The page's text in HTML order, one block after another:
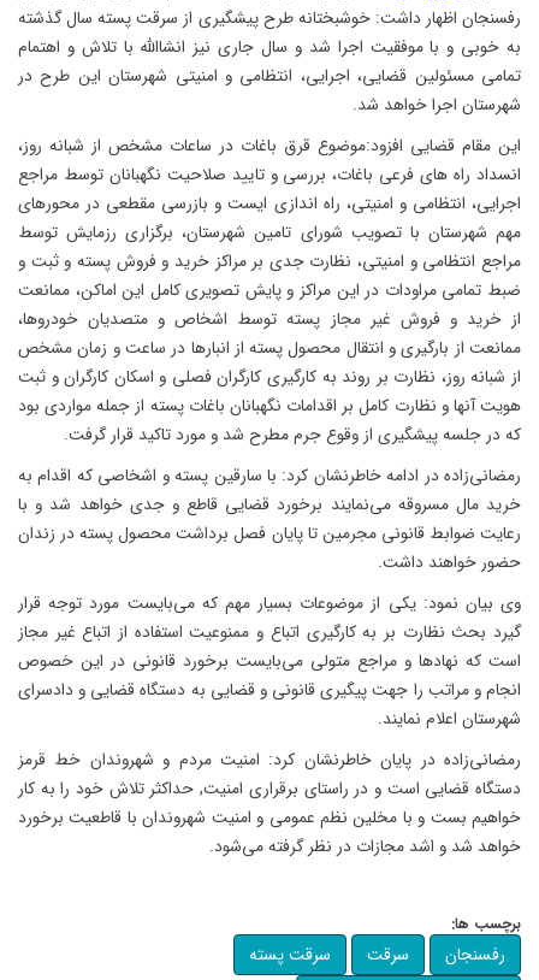
رفسنجان اظهار داشت: خوشبختانه طرح پیشگیری از سرقت پسته سال گذشته
به خوبی و با موفقیت اجرا شد و سال جاری نیز انشاالله با تلاش و اهتمام
تمامی مسئولین قضایی، اجرایی، انتظامی و امنیتی شهرستان این طرح در
شهرستان اجرا خواهد شد.
این مقام قضایی افزود:موضوع قرق باغات در ساعات مشخص از شبانه روز،
انسداد راه های فرعی باغات، بررسی و تایید صلاحیت نگهبانان توسط مراجع
اجرایی، انتظامی و امنیتی، راه اندازی ایست و بازرسی مقطعی در محورهای
مهم شهرستان با تصویب شورای تامین شهرستان، برگزاری رزمایش توسط
مراجع انتظامی و امنیتی، نظارت جدی بر مراکز خرید و فروش پسته و ثبت و
ضبط تمامی مراودات در این مراکز و پایش تصویری کامل این اماکن، ممانعت
از خرید و فروش غیر مجاز پسته توسط اشخاص و متصدیان خودروها،
ممانعت از بارگیری و انتقال محصول پسته از انبارها در ساعت و زمان مشخص
از شبانه روز، نظارت بر روند به کارگیری کارگران فصلی و اسکان کارگران و ثبت
هویت آنها و نظارت کامل بر اقدامات نگهبانان باغات پسته از جمله مواردی بود
که در جلسه پیشگیری از وقوع جرم مطرح شد و مورد تاکید قرار گرفت.
رمضانی‌زاده در ادامه خاطرنشان کرد: با سارقین پسته و اشخاصی که اقدام به
خرید مال مسروقه می‌نمایند برخورد قضایی قاطع و جدی خواهد شد و با
رعایت ضوابط قانونی مجرمین تا پایان فصل برداشت محصول پسته در زندان
حضور خواهند داشت.
وی بیان نمود: یکی از موضوعات بسیار مهم که می‌بایست مورد توجه قرار
گیرد بحث نظارت بر به کارگیری اتباع و ممنوعیت استفاده از اتباع غیر مجاز
است که نهادها و مراجع متولی می‌بایست برخورد قانونی در این خصوص
انجام و مراتب را جهت پیگیری قانونی و قضایی به دستگاه قضایی و دادسرای
شهرستان اعلام نمایند.
رمضانی‌زاده در پایان خاطرنشان کرد: امنیت مردم و شهروندان خط قرمز
دستگاه قضایی است و در راستای برقراری امنیت, حداکثر تلاش خود را به کار
خواهیم بست و با مخلین نظم عمومی و امنیت شهروندان با قاطعیت برخورد
خواهد شد و اشد مجازات در نظر گرفته می‌شود.
برچسب ها:
رفسنجان سرقت
سرقت پسته